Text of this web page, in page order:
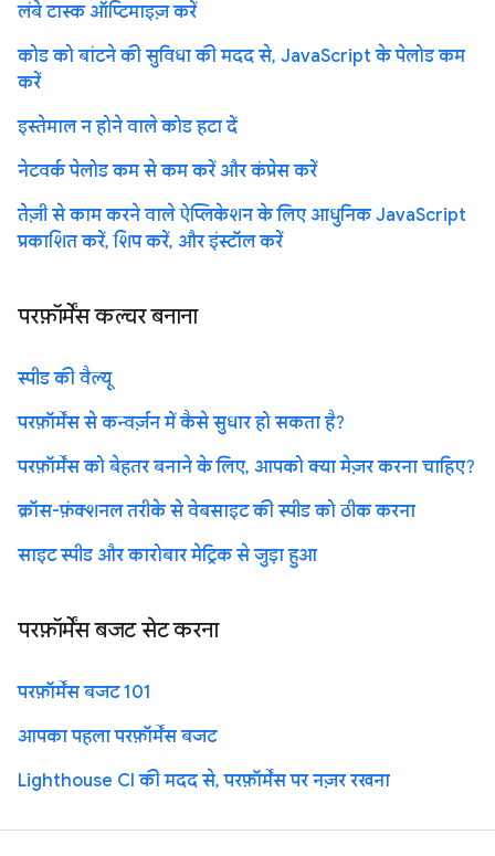
लंबे टास्क ऑप्टिमाइज़ करें
कोड को बांटने की सुविधा की मदद से, JavaScript के पेलोड कम
करें
इस्तेमाल न होने वाले कोड हटा दें
नेटवर्क पेलोड कम से कम करें और कंप्रेस करें
तेज़ी से काम करने वाले ऐप्लिकेशन के लिए आधुनिक JavaScript
प्रकाशित करें, शिप करें, और इंस्टॉल करें
परफ़ॉर्मेंस कल्चर बनाना
स्पीड की वैल्यू
परफ़ॉर्मेंस से कन्वर्ज़न में कैसे सुधार हो सकता है?
परफ़ॉर्मेंस को बेहतर बनाने के लिए, आपको क्या मेज़र करना चाहिए?
क्रॉस-फ़ंक्शनल तरीके से वेबसाइट की स्पीड को ठीक करना
साइट स्पीड और कारोबार मेट्रिक से जुड़ा हुआ
परफ़ॉर्मेंस बजट सेट करना
परफ़ॉर्मेंस बजट 101
आपका पहला परफ़ॉर्मेंस बजट
Lighthouse CI की मदद से, परफ़ॉर्मेंस पर नज़र रखना